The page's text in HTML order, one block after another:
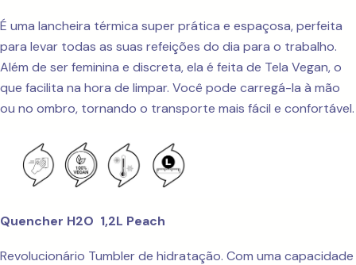
É uma lancheira térmica super prática e espaçosa, perfeita
para levar todas as suas refeições do dia para o trabalho.
Além de ser feminina e discreta, ela é feita de Tela Vegan, o
que facilita na hora de limpar. Você pode carregá-la à mão
ou no ombro, tornando o transporte mais fácil e confortável.
Quencher H2O 1,2L Peach
Revolucionário Tumbler de hidratação. Com uma capacidade